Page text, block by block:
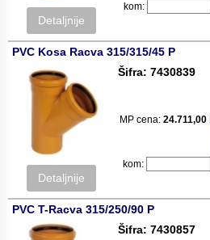
Detaljnije
kom:
PVC Kosa Racva 315/315/45 P
Detaljnije
Šifra: 7430839
MP cena: 24.711,00
kom:
PVC T-Racva 315/250/90 P
Šifra: 7430857